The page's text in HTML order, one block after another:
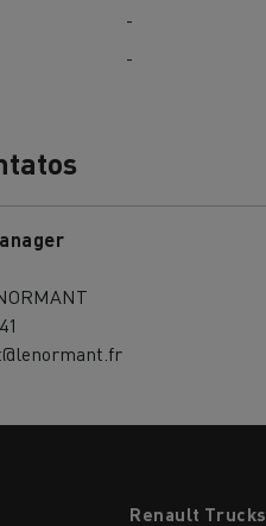
-
-
Renault Trucks